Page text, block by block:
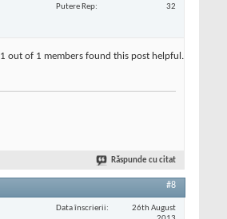
Putere Rep
32
1 out of 1 members found this post helpful.
Răspunde cu citat
#8
Data înscrierii
26th August